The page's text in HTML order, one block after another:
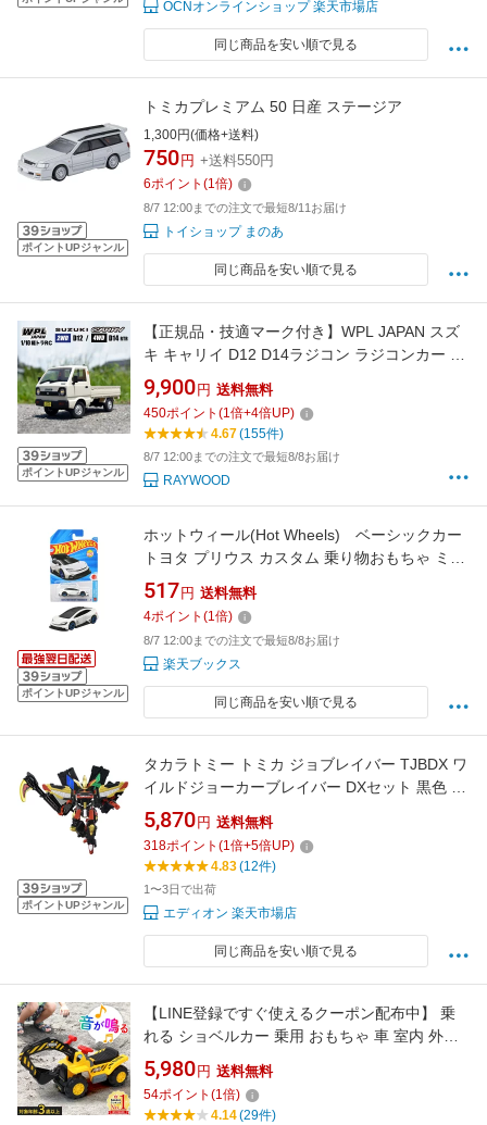
OCNオンラインショップ 楽天市場店
同じ商品を安い順で見る
ポイントUPジャンル
トミカプレミアム 50 日産 ステージア
1,300円(価格+送料)
750 円 +送料550円
6ポイント (1倍)
8/7 12:00までの注文で最短8/11お届け
トイショップ まのあ
同じ商品を安い順で見る
ポイントUPジャンル
【正規品・技適マーク付き】WPL JAPAN スズ
キ キャリイ D12 D14ラジコン ラジコンカー ト
ラック RCカー 1/10 スケール RTR フルセット
プロポセット バッテリー 付き 軽トラ 子供 大人
おもちゃ 特典あり ギフト プレゼント
9,900 円 送料無料
450ポイント (1倍+4倍UP)
4.67(155件)
8/7 12:00までの注文で最短8/8お届け
RAYWOOD
ポイントUPジャンル
ホットウィール(Hot Wheels) ベーシックカー
トヨタ プリウス カスタム 乗り物おもちゃ ミニ
カー 3歳から ホワイト JMX10-NR
517 円 送料無料
4ポイント (1倍)
8/7 12:00までの注文で最短8/8お届け
楽天ブックス
同じ商品を安い順で見る
ポイントUPジャンル
タカラトミー トミカ ジョブレイバー TJBDX ワ
イルドジョーカーブレイバー DXセット 黒色 ト
ミカJBワイルドジヨ-カ-ブレイバ-DX [トミカJB
ワイルドジヨ-カ-ブレイバ-DX]
5,870 円 送料無料
318ポイント (1倍+5倍UP)
4.83(12件)
1〜3日で出荷
エディオン 楽天市場店
同じ商品を安い順で見る
【LINE登録ですぐ使えるクーポン配布中】 乗
れる ショベルカー 乗用 おもちゃ 車 室内 外遊
び 乗り物 足けり車 足けり 足蹴り 重機 乗用シ
ョベルカー シャベルカー 男の子 子供 子供用 5
歳 重機 玩具
5,980 円 送料無料
54ポイント (1倍)
4.14(29件)